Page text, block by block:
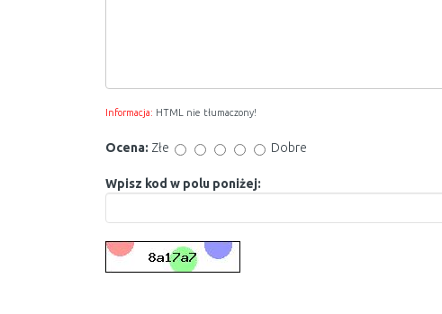
Informacja: HTML nie tłumaczony!
Ocena: Złe Dobre
Wpisz kod w polu poniżej: